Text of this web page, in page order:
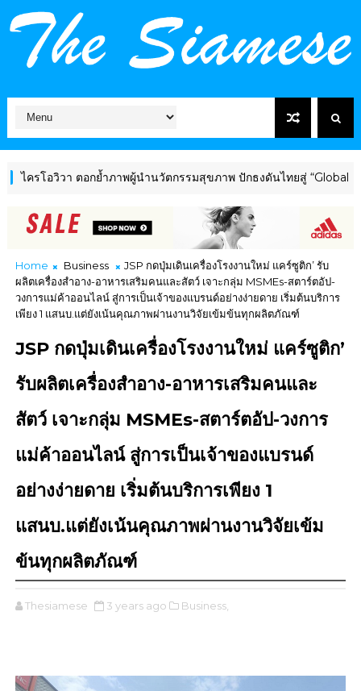
วา ตอกย้ำภาพผู้นำนวัตกรรมสุขภาพ ปักธงดันไทยสู่ “Global Wellness
Home Business
JSP กดปุ่มเดินเครื่องโรงงานใหม่ แคร์ซูติก’ รับ
ผลิตเครื่องสำอาง-อาหารเสริมคนและสัตว์ เจาะกลุ่ม MSMEs-สตาร์ตอัป-
วงการแม่ค้าออนไลน์ สู่การเป็นเจ้าของแบรนด์อย่างง่ายดาย เริ่มต้นบริการ
เพียง 1 แสนบ.แต่ยังเน้นคุณภาพผ่านงานวิจัยเข้มข้นทุกผลิตภัณฑ์
JSP กดปุ่มเดินเครื่องโรงงานใหม่ แคร์ซูติก’
รับผลิตเครื่องสำอาง-อาหารเสริมคนและ
สัตว์ เจาะกลุ่ม MSMEs-สตาร์ตอัป-วงการ
แม่ค้าออนไลน์ สู่การเป็นเจ้าของแบรนด์
อย่างง่ายดาย เริ่มต้นบริการเพียง 1
แสนบ.แต่ยังเน้นคุณภาพผ่านงานวิจัยเข้ม
ข้นทุกผลิตภัณฑ์
Thesiamese 3 years ago Business,